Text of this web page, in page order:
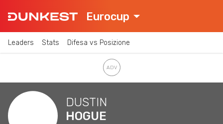
Eurocup
Leaders Stats Difesa vs Posizione
DUSTIN
HOGUE